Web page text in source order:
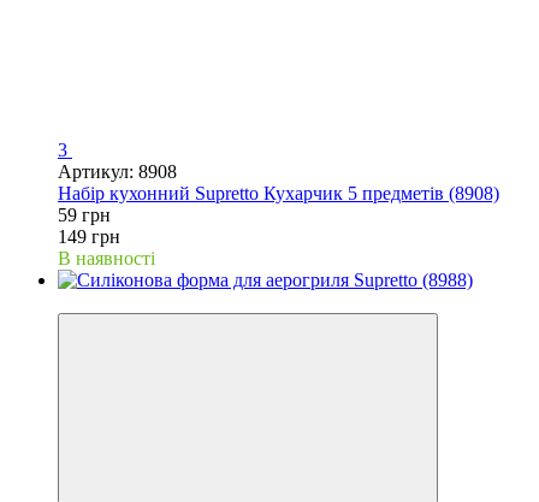
3
Артикул: 8908
Набір кухонний Supretto Кухарчик 5 предметів (8908)
59 грн
149 грн
В наявності